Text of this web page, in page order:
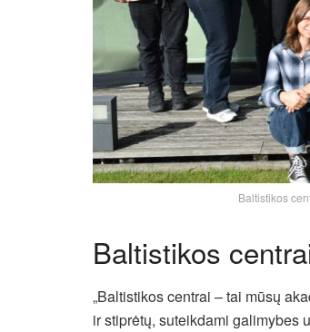
Baltistikos
Baltistikos
„Baltistikos centrai – tai mūsų
ir stiprėtų, suteikdami galimybes